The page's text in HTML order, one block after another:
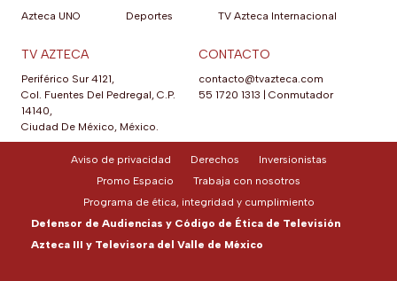
Azteca UNO
Deportes
TV Azteca Internacional
TV AZTECA
Periférico Sur 4121,
Col. Fuentes Del Pedregal, C.P.
14140,
Ciudad De México, México.
CONTACTO
contacto@tvazteca.com
55 1720 1313
Conmutador
Aviso de privacidad Derechos
Inversionistas
Promo Espacio
Trabaja con nosotros
Programa de ética, integridad y cumplimiento
Defensor de Audiencias y Código de Ética de Televisión
Azteca III y Televisora del Valle de México